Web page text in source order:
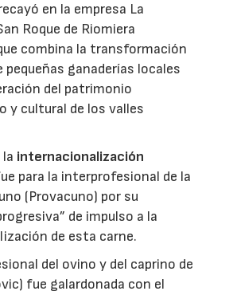
en la empresa La
Roque de Riomiera
combina la transformación
pequeñas ganaderías locales
del patrimonio
y cultural de los valles
internacionalización
para la interprofesional de la
(Provacuno) por su
de impulso a la
de esta carne.
del ovino y del caprino de
fue galardonada con el